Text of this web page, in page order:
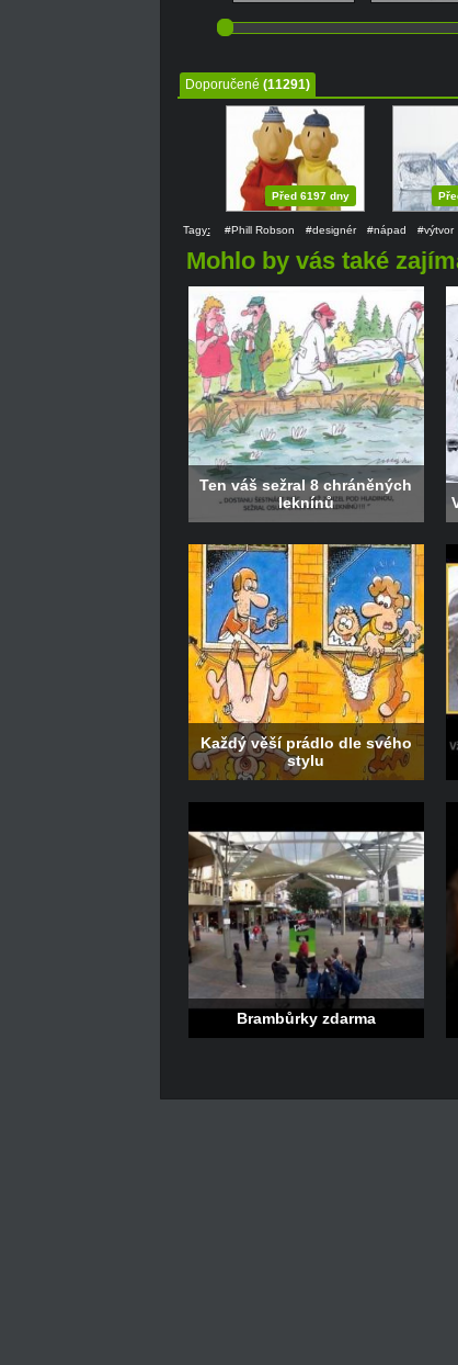
Doporučené (11291)
Před 6197 dny
Tagy: #Phill Robson #designér #nápad #výtvor
Mohlo by vás také
Ten váš sežral 8 chráněných
leknínů
Každý věší prádlo dle svého
stylu
Brambůrky zdarma